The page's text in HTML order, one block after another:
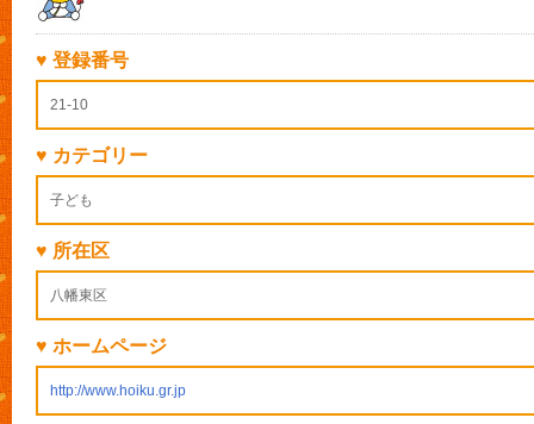
♥ 登録番号
21-10
♥ カテゴリー
子ども
♥ 所在区
八幡東区
♥ ホームページ
http://www.hoiku.gr.jp